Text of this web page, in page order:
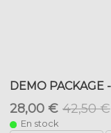
DEMO PACKAGE
28,00 € 42,50 €
En stock